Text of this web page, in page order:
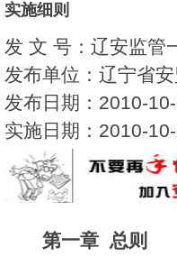
实施细则
发 文 号：辽安监管
发布单位：辽宁省
发布日期：2010-
实施日期：2010-
第一章 总则